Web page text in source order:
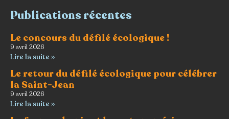
Publications récentes
Le concours du défilé écologique !
9 avril 2026
Lire la suite »
Le retour du défilé écologique pour célébrer
la Saint-Jean
9 avril 2026
Lire la suite »